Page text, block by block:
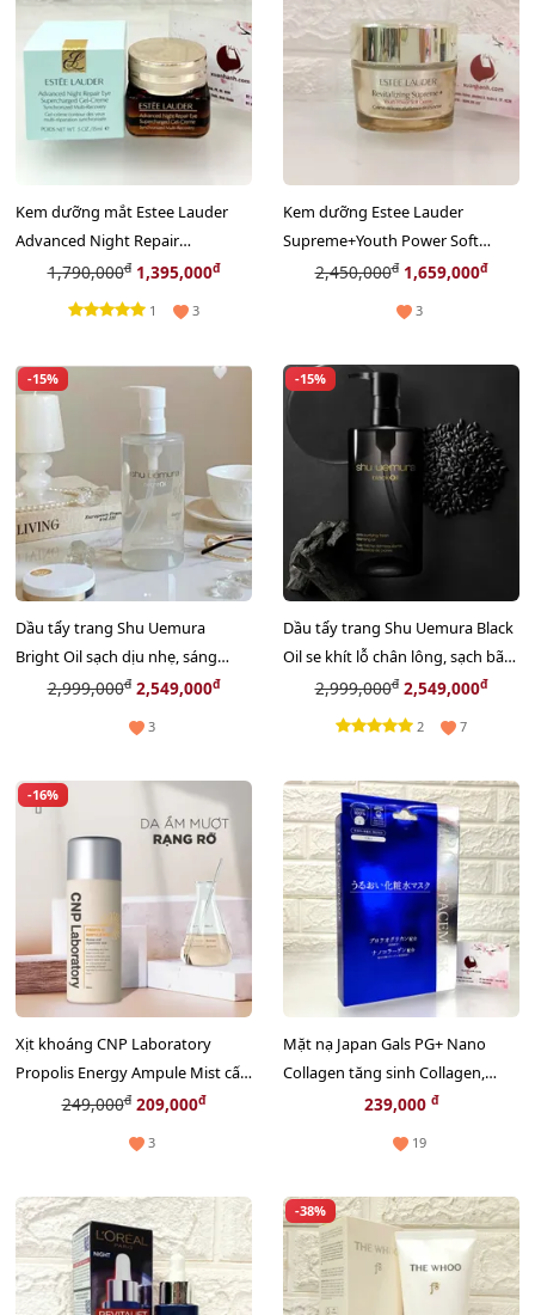
Kem dưỡng mắt Estee Lauder
Advanced Night Repair
Supercharged chống nhăn thâm
bọng, 15ml
1,790,000đ1,395,000đ
1 3
Kem dưỡng Estee Lauder
Supreme+Youth Power Soft
Creme phục hồi da chuyên sâu,
2,450,000đ1,659,000đ
3
-15%
Dầu tẩy trang Shu Uemura
Bright Oil sạch dịu nhẹ, sáng
căng mịn da - 450ml bigsize
2,999,000đ2,549,000đ
3
-15%
Dầu tẩy trang Shu Uemura Black
Oil se khít lỗ chân lông, sạch bã
nhờn - 450ml Bigsize
2,999,000đ2,549,000đ
2 7
-16%
Xịt khoáng CNP Laboratory
Propolis Energy Ampule Mist cấp
ẩm và căng mướt da tức thì,
249,000đ209,000đ
3
Mặt nạ Japan Gals PG+ Nano
Collagen tăng sinh Collagen,
chống lão hoá - 10pcs
239,000 đ
19
-38%